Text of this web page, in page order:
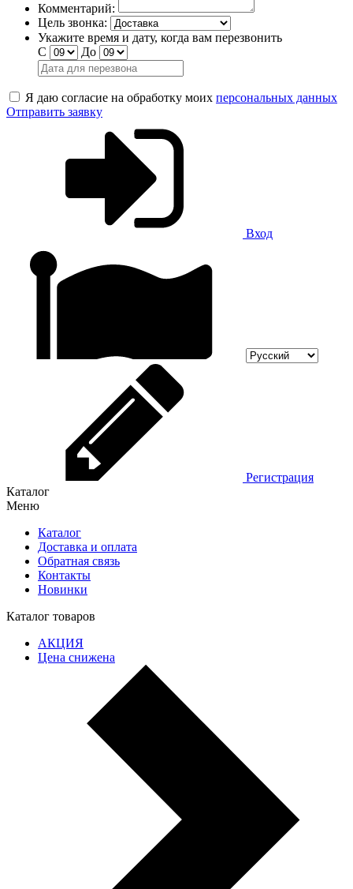
Комментарий:
Цель звонка:
Укажите время и дату, когда вам перезвонить
С
До
Я даю согласие на обработку моих персональных данных
Отправить заявку
Вход
Регистрация
Каталог
Меню
Каталог
Доставка и оплата
Обратная связь
Контакты
Новинки
Каталог товаров
АКЦИЯ
Цена снижена